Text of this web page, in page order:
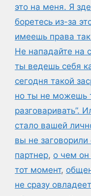
это на меня. Я
боретесь из-за
имеешь права так
Не нападайте на
ты ведешь себя
сегодня такой
но ты не можешь
разговаривать”.
стало вашей
вы не заговорили
партнер, о чем он
тот момент,
не сразу